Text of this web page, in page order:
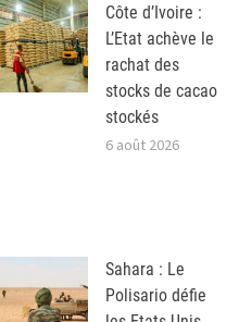
Côte d’Ivoire :
L’Etat achève le
rachat des
stocks de cacao
stockés
6 août 2026
Sahara : Le
Polisario défie